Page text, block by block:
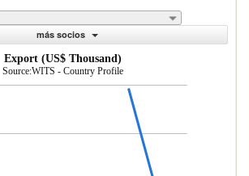
más socios
Export (US$ Thousand)
Source:WITS - Country Profile